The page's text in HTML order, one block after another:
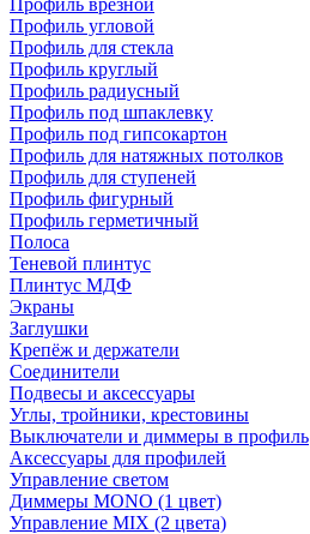
Профиль врезной
Профиль угловой
Профиль для стекла
Профиль круглый
Профиль радиусный
Профиль под шпаклевку
Профиль под гипсокартон
Профиль для натяжных потолков
Профиль для ступеней
Профиль фигурный
Профиль герметичный
Полоса
Теневой плинтус
Плинтус МДФ
Экраны
Заглушки
Крепёж и держатели
Соединители
Подвесы и аксессуары
Углы, тройники, крестовины
Выключатели и диммеры в профиль
Аксессуары для профилей
Управление светом
Диммеры MONO (1 цвет)
Управление MIX (2 цвета)